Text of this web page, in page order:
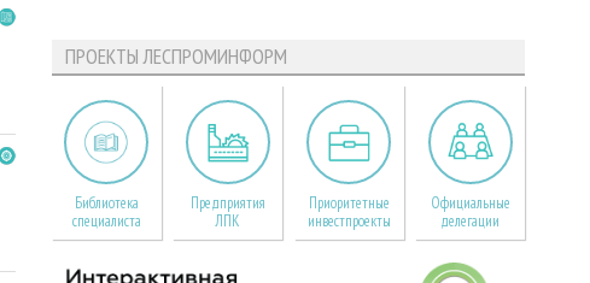
ПРОЕКТЫ ЛЕСПРОМИНФОРМ
Библиотека
специалиста
Предприятия
ЛПК
Приоритетные
инвестпроекты
Официальные
делегации